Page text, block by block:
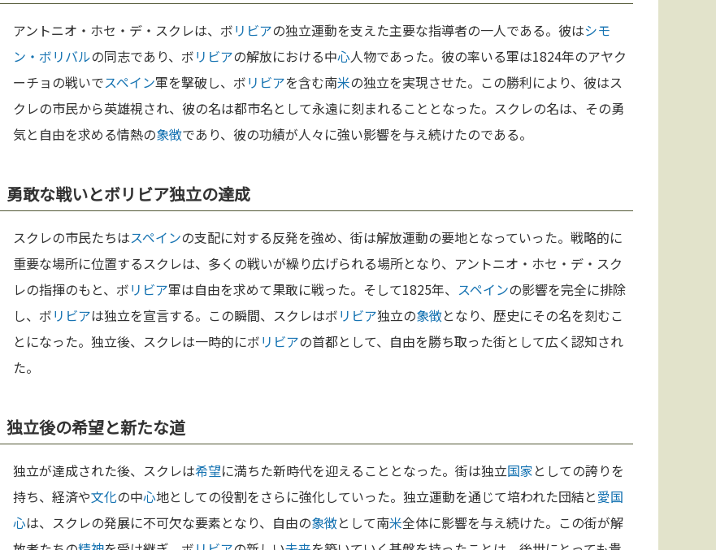
アントニオ・ホセ・デ・スクレは、ボリビアの独立運動を支えた主要な指導者の一人である。彼はシモ
ン・ボリバルの同志であり、ボリビアの解放における中心人物であった。彼の率いる軍は1824年のアヤク
ーチョの戦いでスペイン軍を撃破し、ボリビアを含む南米の独立を実現させた。この勝利により、彼はス
クレの市民から英雄視され、彼の名は都市名として永遠に刻まれることとなった。スクレの名は、その勇
気と自由を求める情熱の象徴であり、彼の功績が人々に強い影響を与え続けたのである。
勇敢な戦いとボリビア独立の達成
スクレの市民たちはスペインの支配に対する反発を強め、街は解放運動の要地となっていった。戦略的に
重要な場所に位置するスクレは、多くの戦いが繰り広げられる場所となり、アントニオ・ホセ・デ・スク
レの指揮のもと、ボリビア軍は自由を求めて果敢に戦った。そして1825年、 スペインの影響を完全に排除
し、ボリビアは独立を宣言する。この瞬間、スクレはボリビア独立の象徴となり、歴史にその名を刻むこ
とになった。独立後、スクレは一時的にボリビアの首都として、自由を勝ち取った街として広く認知され
た。
独立後の希望と新たな道
独立が達成された後、スクレは希望に満ちた新時代を迎えることとなった。街は独立国家としての誇りを
持ち、経済や文化の中心地としての役割をさらに強化していった。独立運動を通じて培われた団結と愛国
心は、スクレの発展に不可欠な要素となり、自由の象徴として南米全体に影響を与え続けた。この街が解